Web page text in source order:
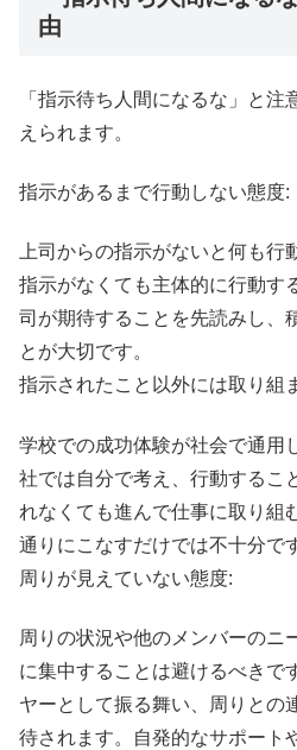
由
「指示待ち人間になるな」と
えられます。
指示があるまで行動しない態度:
上司からの指示がないと何も行
指示がなくても主体的に行動す
司が期待することを先読みし、
とが大切です。
指示されたこと以外には取り組
学校での成功体験が社会で通用
社では自分で考え、行動するこ
れなくても進んで仕事に取り組
通りにこなすだけでは不十分で
周りが見えていない態度:
周りの状況や他のメンバーのニ
に集中することは避けるべきで
ヤーとして振る舞い、周りとの
待されます。自発的なサポート